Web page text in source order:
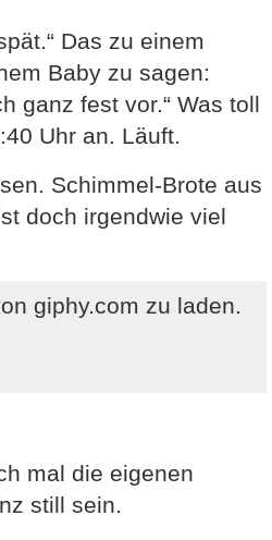
Das zu einem
Baby zu sagen:
ganz fest vor.“ Was toll
Uhr an. Läuft.
Schimmel-Brote aus
doch irgendwie viel
giphy.com zu laden.
mal die eigenen
still sein.